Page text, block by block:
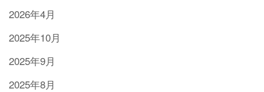
2026年4月
2025年10月
2025年9月
2025年8月